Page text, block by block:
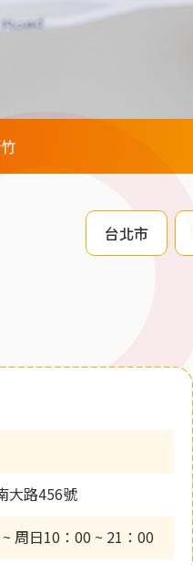
台北市
大路456號
周日10：00 ~ 21：00